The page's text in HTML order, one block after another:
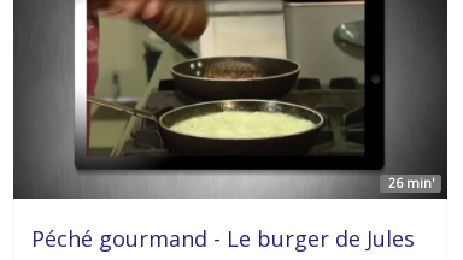
26 min'
Péché gourmand - Le burger de Jules